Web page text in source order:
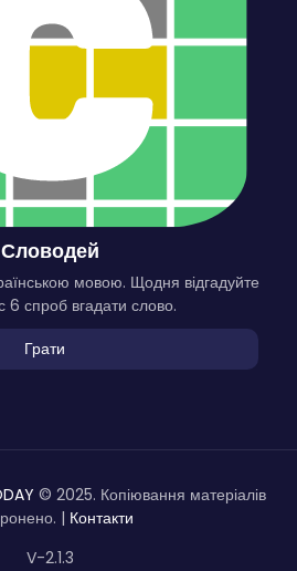
Словодей
мовою. Щодня відгадуйте
6 спроб вгадати слово.
Грати
© 2025. Копіювання матеріалів
| Контакти
V-2.1.3